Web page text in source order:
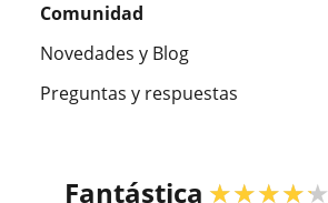
Comunidad
Novedades y Blog
Preguntas y respuestas
Fantástica ★★★★★